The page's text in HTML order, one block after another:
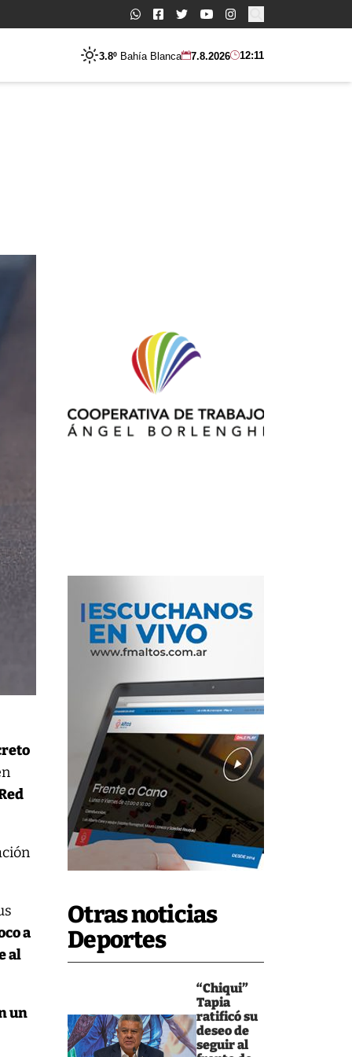
Buscar:
3.8º Bahía Blanca 7.8.2026 12:11
Otras noticias
Deportes
“Chiqui”
Tapia
ratificó su
deseo de
seguir al
a
al
un